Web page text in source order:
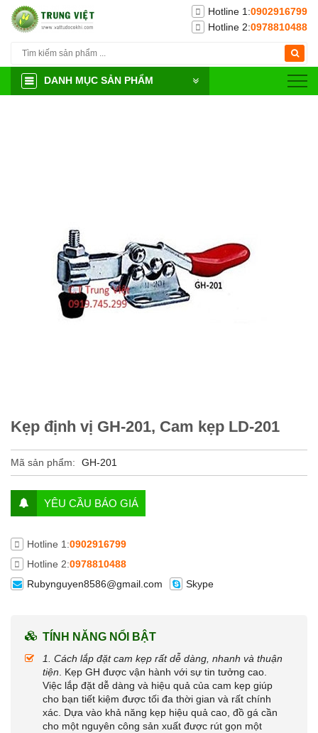
Hotline 1:0902916799
Hotline 2:0978810488
DANH MỤC SẢN PHẨM
Kẹp định vị GH-201, Cam kẹp LD-201
Mã sản phẩm: GH-201
YÊU CẦU BÁO GIÁ
Hotline 1:0902916799
Hotline 2:0978810488
Rubynguyen8586@gmail.com
Skype
TÍNH NĂNG NỔI BẬT
1. Cách lắp đặt cam kẹp rất dễ dàng, nhanh và thuận
tiện. Kẹp GH được vận hành với sự tin tưởng cao.
Việc lắp đặt dễ dàng và hiệu quả của cam kẹp giúp
cho bạn tiết kiệm được tối đa thời gian và rất chính
xác. Dựa vào khả năng kẹp hiệu quả cao, đồ gá cần
cho một nguyên công sản xuất được rút gọn một